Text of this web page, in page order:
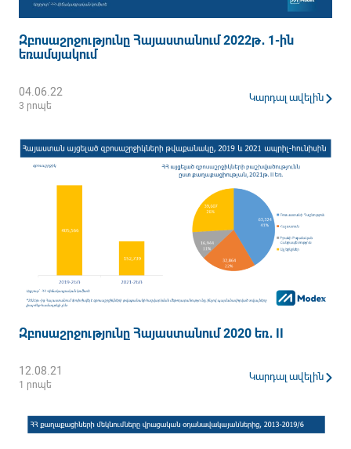
Զբոսաշրջությունը Հայաստանում 2022թ․ 1-ին
եռամսյակում
04.06.22
3 րոպե
Կարդալ ավելին
Զբոսաշրջությունը Հայաստանում 2020 եռ․ II
12.08.21
1 րոպե
Կարդալ ավելին